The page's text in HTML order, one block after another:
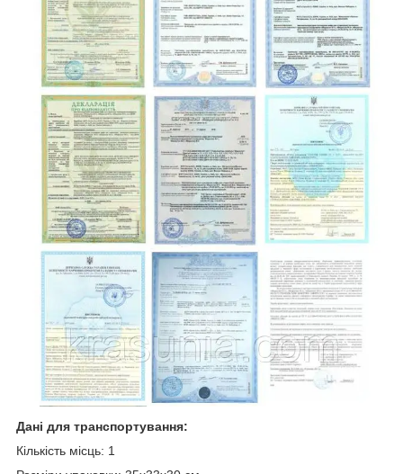
Дані для транспортування:
Кількість місць: 1